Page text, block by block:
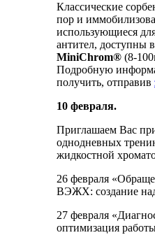
Классические
пор и
использующиеся
антител, доступны
MiniChrom® (8-
Подробную
получить, отправив
10 февраля.
Приглашаем Вас
однодневных
жидкостной
26 февраля
ВЭЖХ: создание
27 февраля
оптимизация